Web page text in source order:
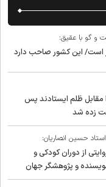
گو با عقیق:
این کشور صاحب دارد
ظلم ایستادند پس
زده شد
حسین انصاریان:
از دوران کودکی و
و پژوهشگر جهان